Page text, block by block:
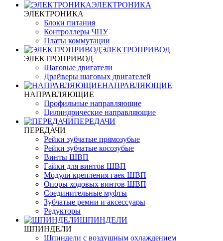
ЭЛЕКТРОНИКА
ЭЛЕКТРОНИКА
Блоки питания
Контроллеры ЧПУ
Платы коммутации
ЭЛЕКТРОПРИВОД
ЭЛЕКТРОПРИВОД
Шаговые двигатели
Драйверы шаговых двигателей
НАПРАВЛЯЮЩИЕ
НАПРАВЛЯЮЩИЕ
Профильные направляющие
Цилиндрические направляющие
ПЕРЕДАЧИ
ПЕРЕДАЧИ
Рейки зубчатые прямозубые
Рейки зубчатые косозубые
Винты ШВП
Гайки для винтов ШВП
Модули крепления гаек ШВП
Опоры ходовых винтов ШВП
Соединительные муфты
Зубчатые ремни и аксессуары
Редукторы
ШПИНДЕЛИ
ШПИНДЕЛИ
Шпиндели с воздушным охлаждением